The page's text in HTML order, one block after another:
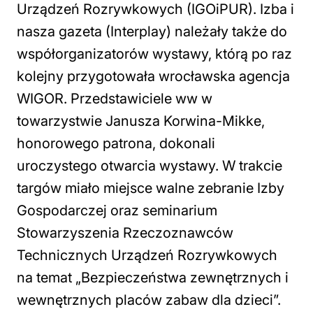
Urządzeń Rozrywkowych (IGOiPUR). Izba i
nasza gazeta (Interplay) należały także do
współorganizatorów wystawy, którą po raz
kolejny przygotowała wrocławska agencja
WIGOR. Przedstawiciele ww w
towarzystwie Janusza Korwina-Mikke,
honorowego patrona, dokonali
uroczystego otwarcia wystawy. W trakcie
targów miało miejsce walne zebranie Izby
Gospodarczej oraz seminarium
Stowarzyszenia Rzeczoznawców
Technicznych Urządzeń Rozrywkowych
na temat „Bezpieczeństwa zewnętrznych i
wewnętrznych placów zabaw dla dzieci”.